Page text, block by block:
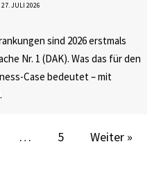
27. JULI 2026
sind 2026 erstmals
Nr. 1 (DAK). Was das für den
Case bedeutet – mit
… 5 Weiter »